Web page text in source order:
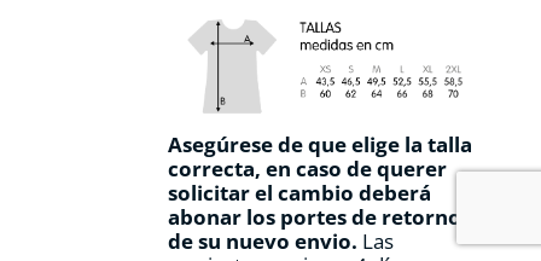
Asegúrese de que elige la talla
correcta, en caso de querer
solicitar el cambio deberá
abonar los portes de retorno y
de su nuevo envio. Las